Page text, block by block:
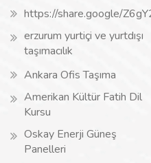
https://share.google/
erzurum yurtiçi ve yurtdışı
taşımacılık
Ankara Ofis Taşıma
Amerikan Kültür Fatih Dil
Kursu
Oskay Enerji Güneş
Panelleri